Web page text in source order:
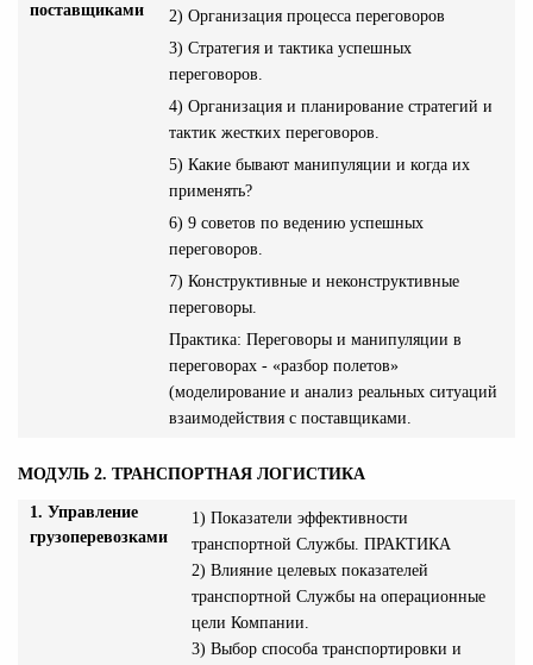
поставщиками
2) Организация процесса переговоров
3) Стратегия и тактика успешных
переговоров.
4) Организация и планирование стратегий и
тактик жестких переговоров.
5) Какие бывают манипуляции и когда их
применять?
6) 9 советов по ведению успешных
переговоров.
7) Конструктивные и неконструктивные
переговоры.
Практика: Переговоры и манипуляции в
переговорах - «разбор полетов»
(моделирование и анализ реальных ситуаций
взаимодействия с поставщиками.
МОДУЛЬ 2. ТРАНСПОРТНАЯ ЛОГИСТИКА
1. Управление
грузоперевозками
1) Показатели эффективности
транспортной Службы. ПРАКТИКА
2) Влияние целевых показателей
транспортной Службы на операционные
цели Компании.
3) Выбор способа транспортировки и